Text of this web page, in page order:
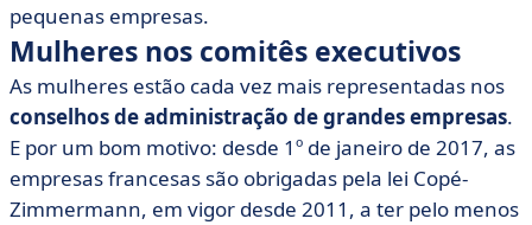
pequenas empresas.
Mulheres nos comitês executivos
As mulheres estão cada vez mais representadas nos
conselhos de administração de grandes empresas.
E por um bom motivo: desde 1º de janeiro de 2017, as
empresas francesas são obrigadas pela lei Copé-
Zimmermann, em vigor desde 2011, a ter pelo menos